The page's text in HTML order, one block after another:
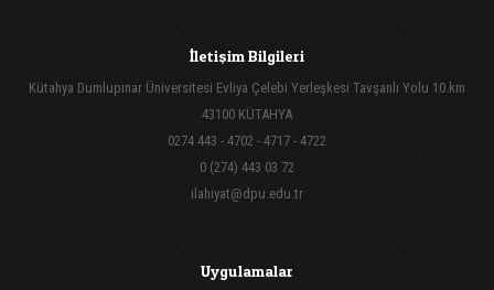
İletişim Bilgileri
Kütahya Dumlupınar Üniversitesi Evliya Çelebi Yerleşkesi Tavşanlı Yolu 10.km
43100 KÜTAHYA
0274 443 - 4702 - 4717 - 4722
0 (274) 443 03 72
ilahiyat@dpu.edu.tr
Uygulamalar